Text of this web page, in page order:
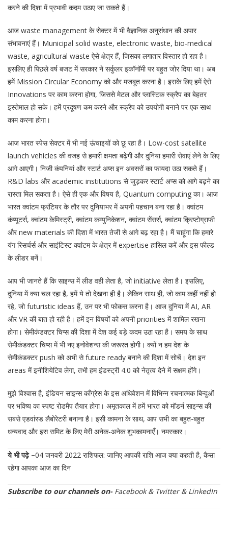
करने की दिशा में प्रभावी कदम उठाए जा सकते हैं।
आज waste management के सेक्टर में भी वैज्ञानिक अनुसंधान की अपार
संभावनाएं हैं। Municipal solid waste, electronic waste, bio-medical
waste, agricultural waste ऐसे क्षेत्र हैं, जिसका लगातार विस्तार हो रहा है।
इसलिए ही पिछले वर्ष बजट में सरकार ने सर्कुलर इकॉनॉमी पर बहुत जोर दिया था। अब
हमें Mission Circular Economy को और मजबूत करना है। इसके लिए हमें ऐसे
Innovations पर काम करना होगा, जिससे मेटल और प्लास्टिक स्क्रैप का बेहतर
इस्तेमाल हो सके। हमें प्रदूषण कम करने और स्क्रैप को उपयोगी बनाने पर एक साथ
काम करना होगा।
आज भारत स्पेस सेक्टर में भी नई ऊंचाइयों को छू रहा है। Low-cost satellite
launch vehicles की वजह से हमारी क्षमता बढ़ेगी और दुनिया हमारी सेवाएं लेने के लिए
आगे आएगी। निजी कंपनियां और स्टार्ट अप्स इन अवसरों का फायदा उठा सकते हैं।
R&D labs और academic institutions से जुड़कर स्टार्ट अप्स को आगे बढ़ने का
रास्ता मिल सकता है। ऐसे ही एक और विषय है, Quantum computing का। आज
भारत क्वांटम फ्रंटियर के तौर पर दुनियाभर में अपनी पहचान बना रहा है। क्वांटम
कंप्यूटर्स, क्वांटम केमिस्ट्री, क्वांटम कम्युनिकेशन, क्वांटम सेंसर्स, क्वांटम क्रिप्टोग्राफी
और new materials की दिशा में भारत तेजी से आगे बढ़ रहा है। मैं चाहूंगा कि हमारे
यंग रिसर्चर्स और साइंटिस्ट क्वांटम के क्षेत्र में expertise हासिल करें और इस फील्ड
के लीडर बनें।
आप भी जानते हैं कि साइन्स में लीड वही लेता है, जो initiative लेता है। इसलिए,
दुनिया में क्या चल रहा है, हमें ये तो देखना ही है। लेकिन साथ ही, जो काम कहीं नहीं हो
रहे, जो futuristic ideas हैं, उन पर भी फोकस करना है। आज दुनिया में AI, AR
और VR की बात हो रही है। हमें इन विषयों को अपनी priorities में शामिल रखना
होगा। सेमीकंडक्टर चिप्स की दिशा में देश कई बड़े कदम उठा रहा है। समय के साथ
सेमीकंडक्टर चिप्स में भी नए इनोवेशन्स की जरूरत होगी। क्यों न हम देश के
सेमीकंडक्टर push को अभी से future ready बनाने की दिशा में सोचें। देश इन
areas में इनीशियेटिव लेगा, तभी हम इंडस्ट्री 4.0 को नेतृत्व देने में सक्षम होंगे।
मुझे विश्वास है, इंडियन साइन्स काँग्रेस के इस अधिवेशन में विभिन्न रचनात्मक बिन्दुओं
पर भविष्य का स्पष्ट रोडमैप तैयार होगा। अमृतकाल में हमें भारत को मॉडर्न साइन्स की
सबसे एडवांस्ड लैबोरेटरी बनाना है। इसी कामना के साथ, आप सभी का बहुत-बहुत
धन्यवाद और इस समिट के लिए मेरी अनेक-अनेक शुभकामनाएँ। नमस्कार।
ये भी पढ़े –04 जनवरी 2022 राशिफल: जानिए आपकी राशि आज क्या कहती है, कैसा
रहेगा आपका आज का दिन
Subscribe to our channels on- Facebook& Twitter& LinkedIn